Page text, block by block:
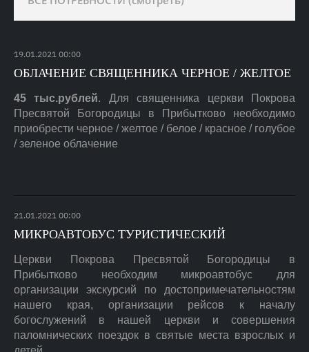
21.01.2021 00:00
МИКРОАВТОБУС ТУРИСТИЧЕСКИЙ
Церкви Покрова Пресвятой Богородицы в
Прибытково необходим микроавтобус для
организации экскурсий по достопримечательностям
нашего края, организации рейсов к началу
богослужений в нашей церкви и совершения
паломнических поездок в святые места взрослых и
19.01.2021 00:00
ОБЛАЧЕНИЕ СВЯЩЕННИКА ЧЕРНОЕ / ЖЕЛТОЕ
45 тыс.рублей. Для священника церкви Покрова
Пресвятой Богородицы в Прибытково необходимо
приобрести черное / желтое / белое / красное / голубое
/ зеленое облачение